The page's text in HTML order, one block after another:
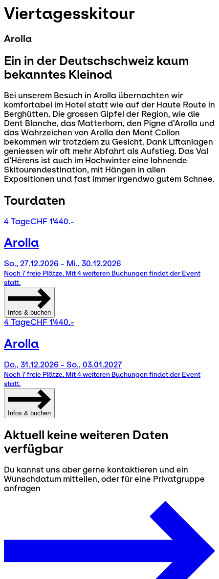
Viertagesskitour
Arolla
Ein in der Deutschschweiz kaum
bekanntes Kleinod
Bei unserem Besuch in Arolla übernachten wir
komfortabel im Hotel statt wie auf der Haute Route in
Berghütten. Die grossen Gipfel der Region, wie die
Dent Blanche, das Matterhorn, den Pigne d’Arolla und
das Wahrzeichen von Arolla den Mont Collon
bekommen wir trotzdem zu Gesicht. Dank Liftanlagen
geniessen wir oft mehr Abfahrt als Aufstieg. Das Val
d’Hérens ist auch im Hochwinter eine lohnende
Skitourendestination, mit Hängen in allen
Expositionen und fast immer irgendwo gutem Schnee.
Tourdaten
4 TageCHF 1'440.-
Arolla
So., 27.12.2026 - Mi., 30.12.2026
Noch 7 freie Plätze. Mit 4 weiteren Buchungen findet der Event
statt.
Infos & buchen
4 TageCHF 1'440.-
Arolla
Do., 31.12.2026 - So., 03.01.2027
Noch 7 freie Plätze. Mit 4 weiteren Buchungen findet der Event
statt.
Infos & buchen
Aktuell keine weiteren Daten
verfügbar
Du kannst uns aber gerne kontaktieren und ein
Wunschdatum mitteilen, oder für eine Privatgruppe
anfragen